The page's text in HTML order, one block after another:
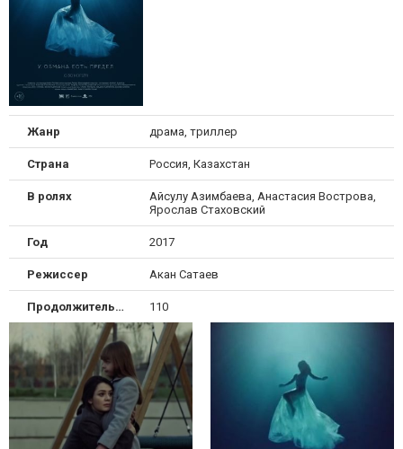
Жанр драма, триллер
Страна Россия, Казахстан
В ролях
Айсулу Азимбаева, Анастасия Вострова,
Ярослав Стаховский
Год 2017
Режиссер Акан Сатаев
Продолжительность 110